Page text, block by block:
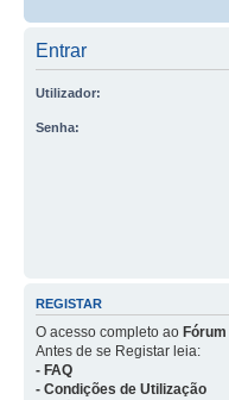
Entrar
Utilizador:
Senha:
REGISTAR
O acesso completo ao Fórum
Antes de se Registar leia:
- FAQ
- Condições de Utilização